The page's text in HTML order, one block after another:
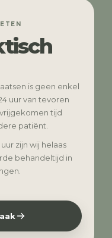
is geen enkel
uur van tevoren
tijd
patiënt.
zijn wij helaas
behandeltijd in